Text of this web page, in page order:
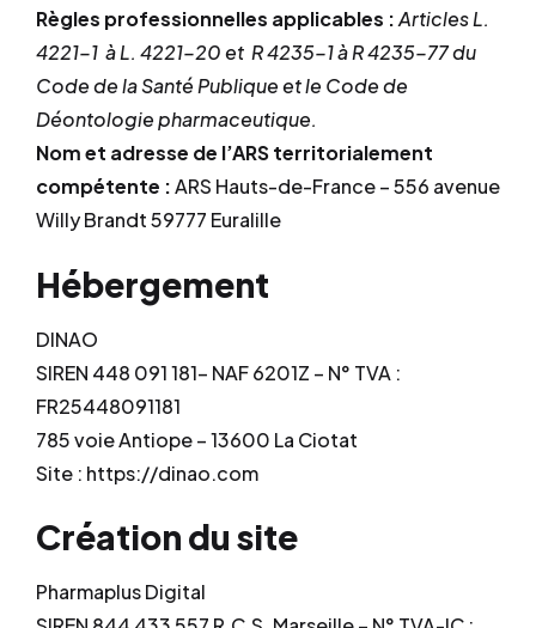
Règles professionnelles applicables :Articles L.
4221-1 à L. 4221-20 et R 4235-1 à R 4235-77 du
Code de la Santé Publique et le Code de
Déontologie pharmaceutique.
Nom et adresse de l’ARS territorialement
compétente :ARS Hauts-de-France – 556 avenue
Willy Brandt 59777 Euralille
Hébergement
DINAO
SIREN 448 091 181– NAF 6201Z – N° TVA :
FR25448091181
785 voie Antiope – 13600 La Ciotat
Site : https://dinao.com
Création du site
Pharmaplus Digital